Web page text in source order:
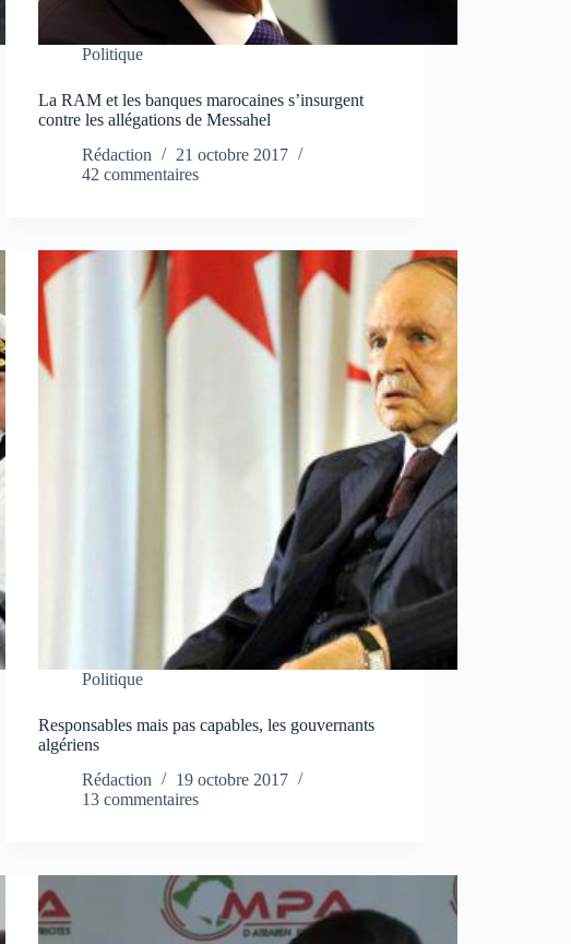
Politique
La RAM et les banques marocaines s’insurgent
contre les allégations de Messahel
Rédaction
21 octobre 2017
42 commentaires
Politique
Responsables mais pas capables, les gouvernants
algériens
Rédaction
19 octobre 2017
13 commentaires